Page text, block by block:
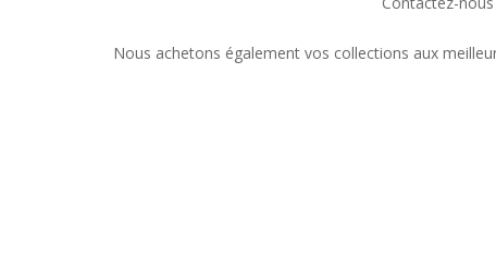
Nous achetons également vos collections aux